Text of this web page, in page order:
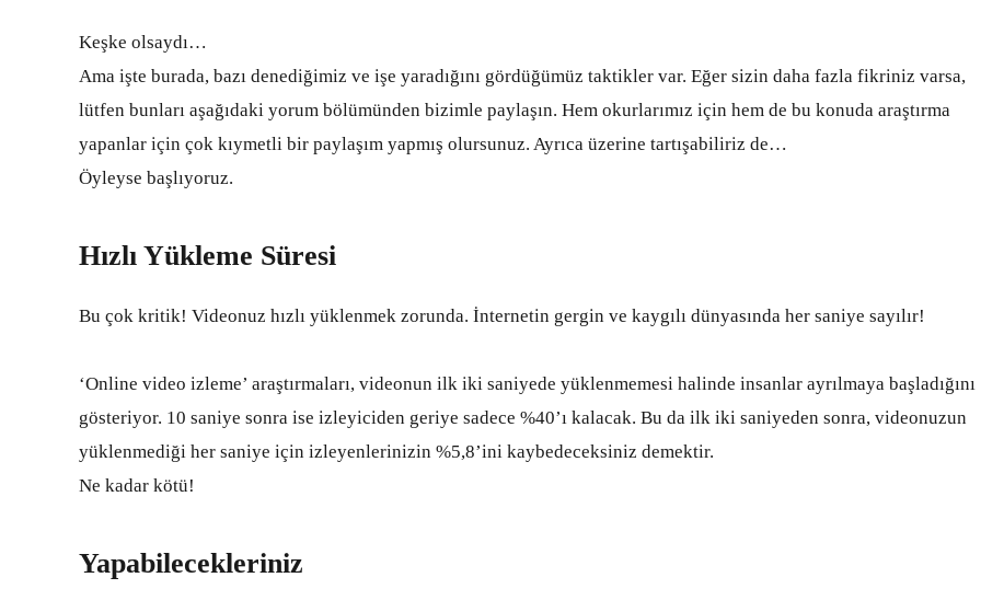
Keşke olsaydı…
Ama işte burada, bazı denediğimiz ve işe yaradığını gördüğümüz taktikler var. Eğer sizin daha fazla fikriniz varsa,
lütfen bunları aşağıdaki yorum bölümünden bizimle paylaşın. Hem okurlarımız için hem de bu konuda araştırma
yapanlar için çok kıymetli bir paylaşım yapmış olursunuz. Ayrıca üzerine tartışabiliriz de…
Öyleyse başlıyoruz.
Hızlı Yükleme Süresi
Bu çok kritik! Videonuz hızlı yüklenmek zorunda. İnternetin gergin ve kaygılı dünyasında her saniye sayılır!
‘Online video izleme’ araştırmaları, videonun ilk iki saniyede yüklenmemesi halinde insanlar ayrılmaya başladığını
gösteriyor. 10 saniye sonra ise izleyiciden geriye sadece %40’ı kalacak. Bu da ilk iki saniyeden sonra, videonuzun
yüklenmediği her saniye için izleyenlerinizin %5,8’ini kaybedeceksiniz demektir.
Ne kadar kötü!
Yapabilecekleriniz